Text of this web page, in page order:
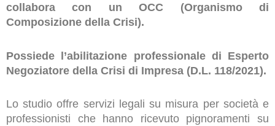
collabora con un OCC (Organismo di
Composizione della Crisi).
Possiede l’abilitazione professionale di Esperto
Negoziatore della Crisi di Impresa (D.L. 118/2021).
Lo studio offre servizi legali su misura per società e
professionisti che hanno ricevuto pignoramenti su